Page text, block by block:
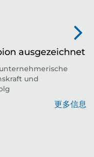
ausgezeichnet
und
更多信息